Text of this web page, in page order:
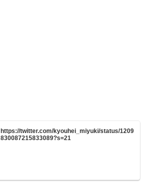
https://twitter.com/kyouhei_miyuki/status/1209
830087215833089?s=21